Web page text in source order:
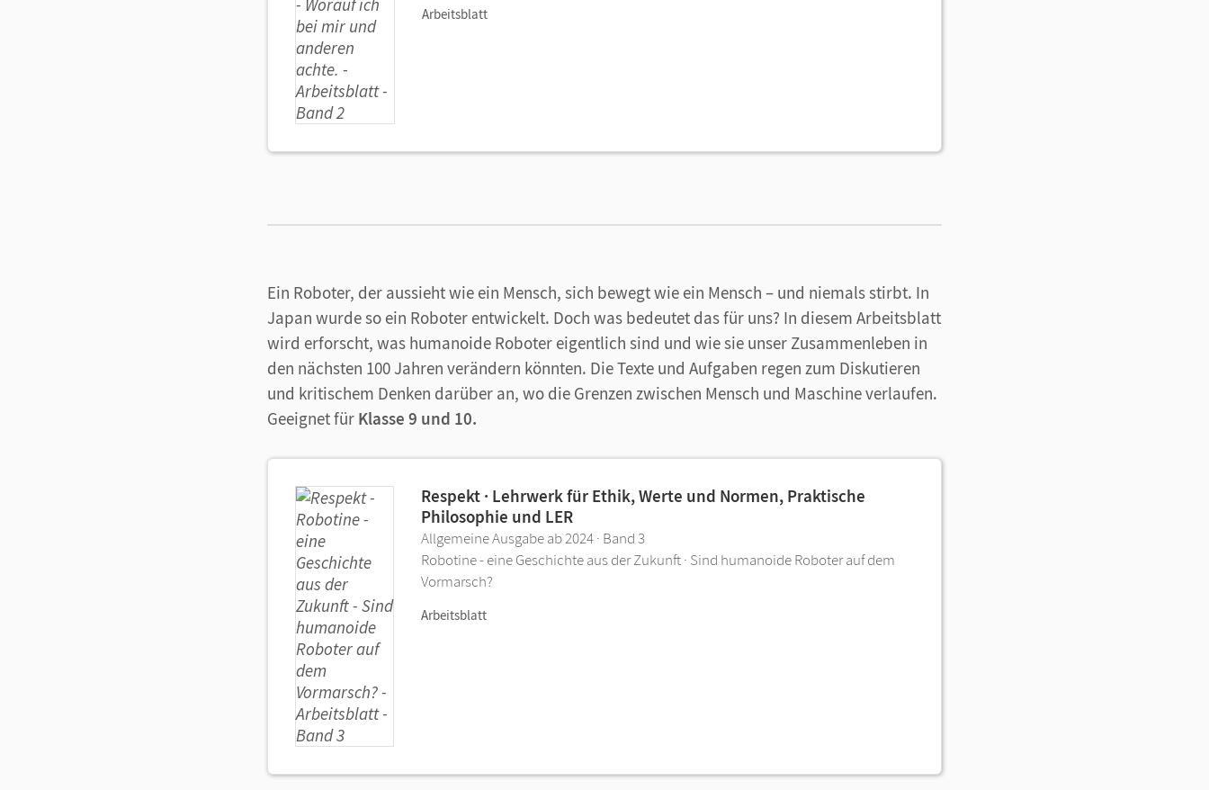
Arbeitsblatt
Ein Roboter, der aussieht wie ein Mensch, sich bewegt wie ein Mensch – und niemals stirbt. In
Japan wurde so ein Roboter entwickelt. Doch was bedeutet das für uns? In diesem Arbeitsblatt
wird erforscht, was humanoide Roboter eigentlich sind und wie sie unser Zusammenleben in
den nächsten 100 Jahren verändern könnten. Die Texte und Aufgaben regen zum Diskutieren
und kritischem Denken darüber an, wo die Grenzen zwischen Mensch und Maschine verlaufen.
Geeignet für Klasse 9 und 10.
Respekt · Lehrwerk für Ethik, Werte und Normen, Praktische
Philosophie und LER
Allgemeine Ausgabe ab 2024 · Band 3
Robotine - eine Geschichte aus der Zukunft · Sind humanoide Roboter auf dem
Vormarsch?
Arbeitsblatt